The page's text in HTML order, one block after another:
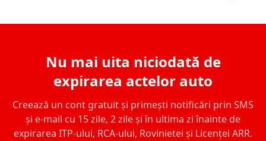
Nu mai uita niciodată de
expirarea actelor auto
Creează un cont gratuit și primești notificări prin SMS
și e-mail cu 15 zile, 2 zile și în ultima zi înainte de
expirarea ITP-ului, RCA-ului, Rovinietei și Licenței ARR.